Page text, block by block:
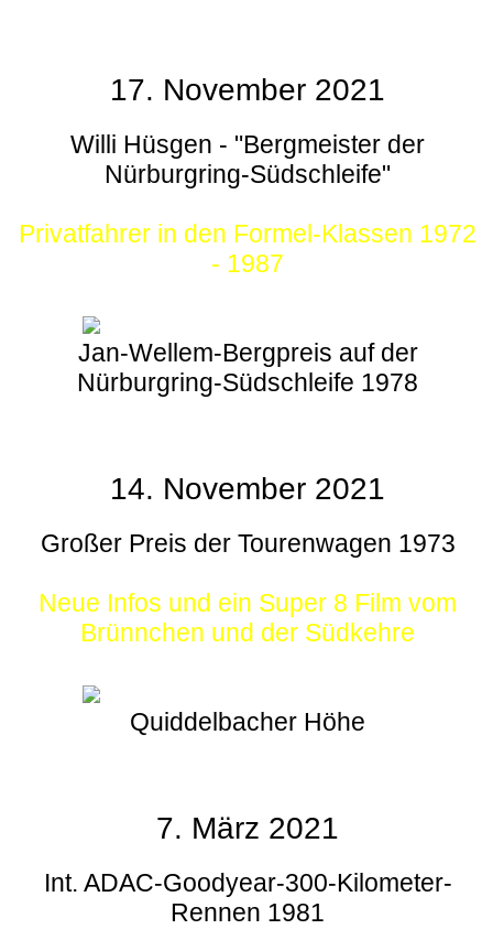
17. November 2021
Willi Hüsgen - "Bergmeister der
Nürburgring-Südschleife"
Privatfahrer in den Formel-Klassen 1972
- 1987
Jan-Wellem-Bergpreis auf der
Nürburgring-Südschleife 1978
14. November 2021
Großer Preis der Tourenwagen 1973
Neue Infos und ein Super 8 Film vom
Brünnchen und der Südkehre
Quiddelbacher Höhe
7. März 2021
Int. ADAC-Goodyear-300-Kilometer-
Rennen 1981